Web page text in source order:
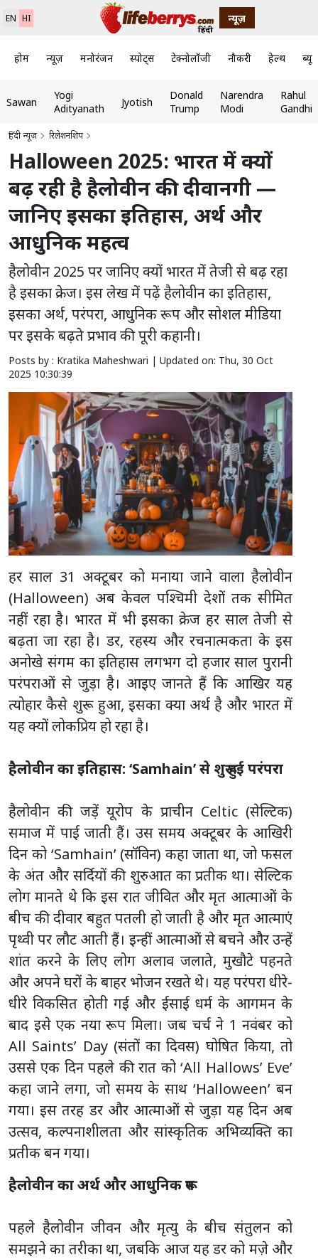
EN HI न्यूज़
होम न्यूज़ मनोरंजन स्पोर्ट्स टेक्नोलॉजी नौकरी हेल्थ
Sawan
Yogi
Adityanath
Jyotish
Donald
Trump
Narendra
Modi
Rahul
Gandhi
हिंदी न्यूज़ रिलेशनशिप
Halloween 2025: भारत में क्यों
बढ़ रही है हैलोवीन की दीवानगी —
जानिए इसका इतिहास, अर्थ और
आधुनिक महत्व
हैलोवीन 2025 पर जानिए क्यों भारत में तेजी से बढ़ रहा
है इसका क्रेज। इस लेख में पढ़ें हैलोवीन का इतिहास,
इसका अर्थ, परंपरा, आधुनिक रूप और सोशल मीडिया
पर इसके बढ़ते प्रभाव की पूरी कहानी।
Posts by : Kratika Maheshwari | Updated on: Thu, 30 Oct
2025 10:30:39
हर साल 31 अक्टूबर को मनाया जाने वाला हैलोवीन
(Halloween) अब केवल पश्चिमी देशों तक सीमित
नहीं रहा है। भारत में भी इसका क्रेज हर साल तेजी से
बढ़ता जा रहा है। डर, रहस्य और रचनात्मकता के इस
अनोखे संगम का इतिहास लगभग दो हजार साल पुरानी
परंपराओं से जुड़ा है। आइए जानते हैं कि आखिर यह
त्योहार कैसे शुरू हुआ, इसका क्या अर्थ है और भारत में
यह क्यों लोकप्रिय हो रहा है।
हैलोवीन का इतिहास: ‘Samhain’ से शुरू हुई परंपरा
हैलोवीन की जड़ें यूरोप के प्राचीन Celtic (सेल्टिक)
समाज में पाई जाती हैं। उस समय अक्टूबर के आखिरी
दिन को ‘Samhain’ (सॉविन) कहा जाता था, जो फसल
के अंत और सर्दियों की शुरुआत का प्रतीक था। सेल्टिक
लोग मानते थे कि इस रात जीवित और मृत आत्माओं के
बीच की दीवार बहुत पतली हो जाती है और मृत आत्माएं
पृथ्वी पर लौट आती हैं। इन्हीं आत्माओं से बचने और उन्हें
शांत करने के लिए लोग अलाव जलाते, मुखौटे पहनते
और अपने घरों के बाहर भोजन रखते थे। यह परंपरा धीरे-
धीरे विकसित होती गई और ईसाई धर्म के आगमन के
बाद इसे एक नया रूप मिला। जब चर्च ने 1 नवंबर को
All Saints’ Day (संतों का दिवस) घोषित किया, तो
उससे एक दिन पहले की रात को ‘All Hallows’ Eve’
कहा जाने लगा, जो समय के साथ ‘Halloween’ बन
गया। इस तरह डर और आत्माओं से जुड़ा यह दिन अब
उत्सव, कल्पनाशीलता और सांस्कृतिक अभिव्यक्ति का
प्रतीक बन गया।
हैलोवीन का अर्थ और आधुनिक रूप
पहले हैलोवीन जीवन और मृत्यु के बीच संतुलन को
समझने का तरीका था, जबकि आज यह डर को मज़े और